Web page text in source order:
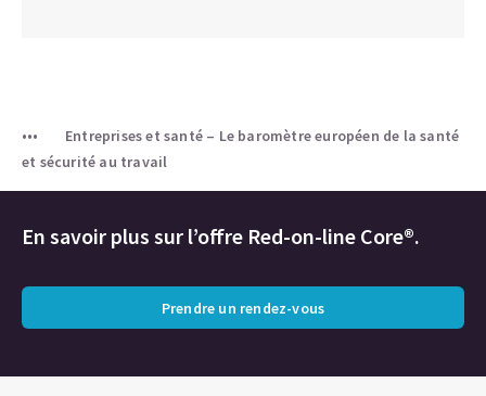
Entreprises et santé – Le baromètre européen de la santé
et sécurité au travail
En savoir plus sur l’offre Red-on-line Core®.
Prendre un rendez-vous